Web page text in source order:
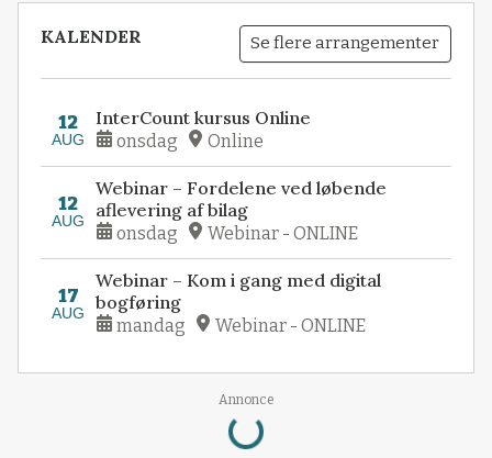
KALENDER Se flere arrangementer
12
AUG
InterCount kursus Online
onsdag Online
12
AUG
Webinar – Fordelene ved løbende
aflevering af bilag
onsdag Webinar - ONLINE
17
AUG
Webinar – Kom i gang med digital
bogføring
mandag Webinar - ONLINE
Annonce
Loading...